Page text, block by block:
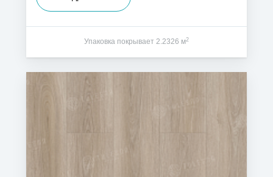
Упаковка покрывает 2.2326 м2